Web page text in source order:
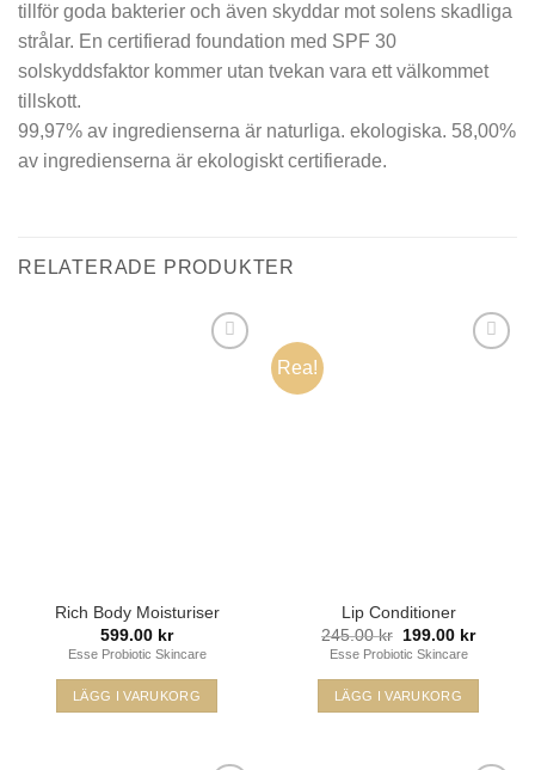
tillför goda bakterier och även skyddar mot solens skadliga
strålar. En certifierad foundation med SPF 30
solskyddsfaktor kommer utan tvekan vara ett välkommet
tillskott.
99,97% av ingredienserna är naturliga. ekologiska. 58,00%
av ingredienserna är ekologiskt certifierade.
RELATERADE PRODUKTER
Rich Body Moisturiser
599.00 kr
Esse Probiotic Skincare
LÄGG I VARUKORG
Rea!
Lip Conditioner
245.00kr
Det
ursprungliga
priset
var:
245.00 kr.
199.00 krDet
är:
Esse Probiotic Skincare
LÄGG I VARUKORG